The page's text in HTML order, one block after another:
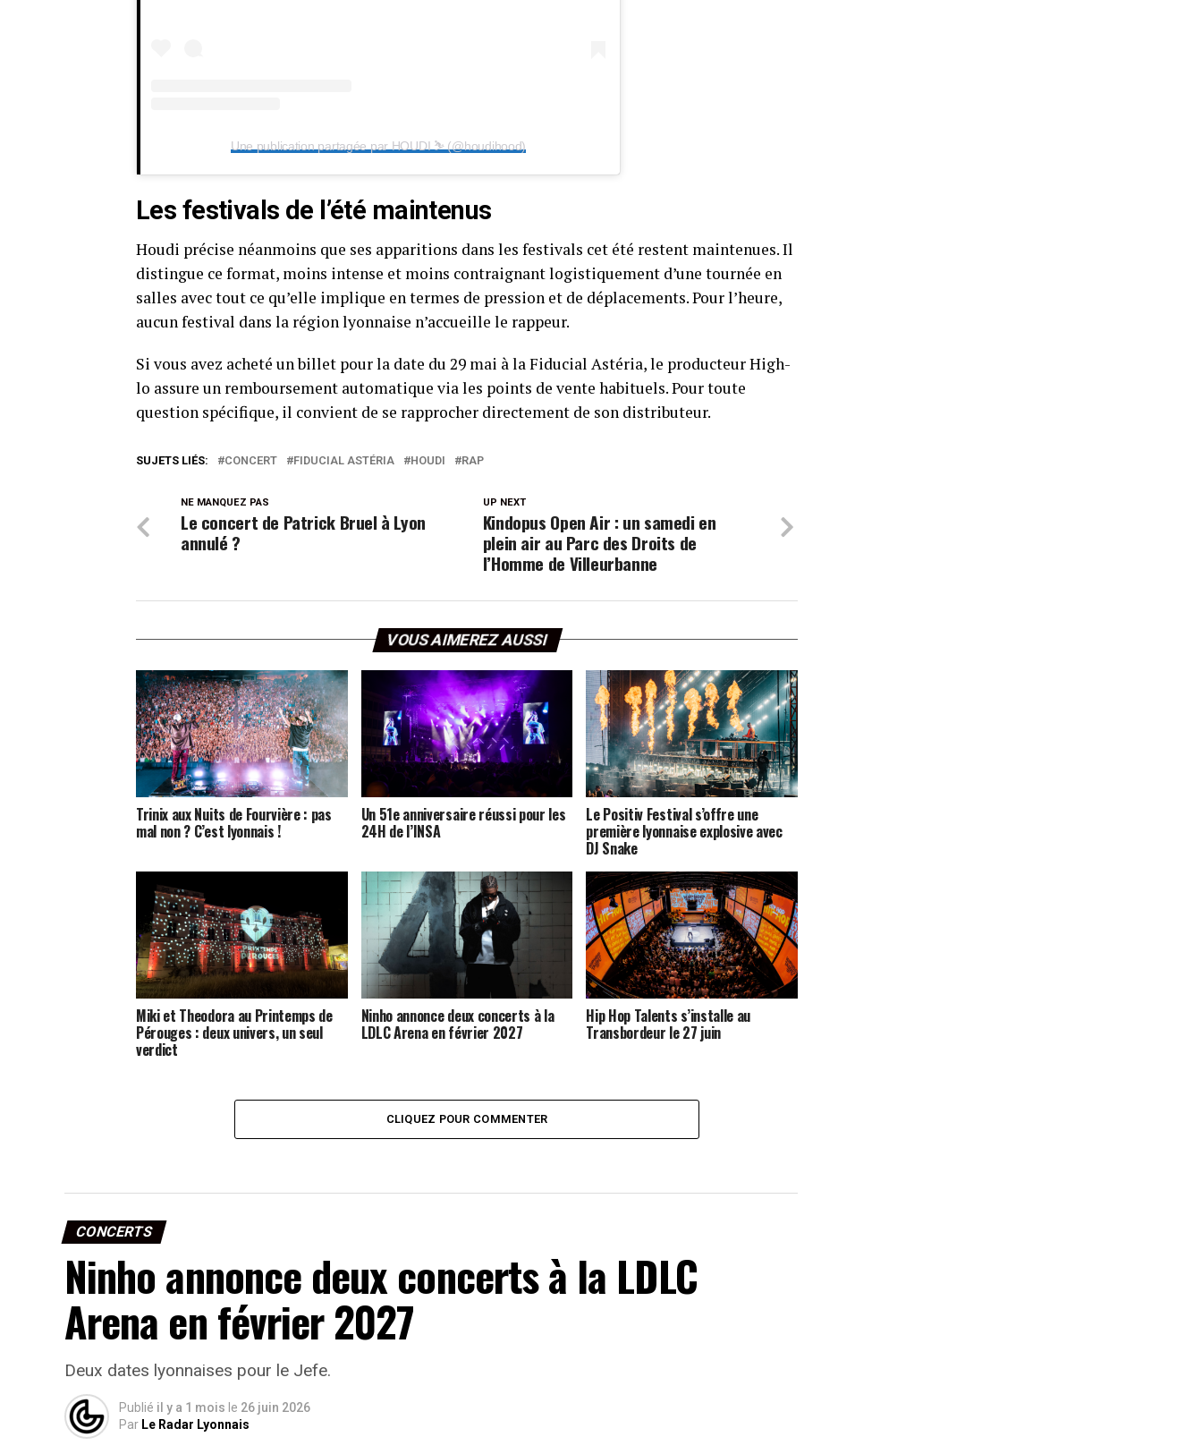
Une publication partagée par HOUDI ⛷️ (@houdihood)
Les festivals de l’été maintenus
Houdi précise néanmoins que ses apparitions dans les festivals cet été restent maintenues. Il
distingue ce format, moins intense et moins contraignant logistiquement d’une tournée en
salles avec tout ce qu’elle implique en termes de pression et de déplacements. Pour l’heure,
aucun festival dans la région lyonnaise n’accueille le rappeur.
Si vous avez acheté un billet pour la date du 29 mai à la Fiducial Astéria, le producteur High-
lo assure un remboursement automatique via les points de vente habituels. Pour toute
question spécifique, il convient de se rapprocher directement de son distributeur.
SUJETS LIÉS: CONCERT FIDUCIAL ASTÉRIA HOUDI RAP
UP NEXT
Kindopus Open Air : un samedi en
plein air au Parc des Droits de
l’Homme de Villeurbanne
NE MANQUEZ PAS
Le concert de Patrick Bruel à Lyon
annulé ?
VOUS AIMEREZ AUSSI
Trinix aux Nuits de Fourvière : pas
mal non ? C’est lyonnais !
Un 51e anniversaire réussi pour les
24H de l’INSA
Le Positiv Festival s’offre une
première lyonnaise explosive avec
DJ Snake
Miki et Theodora au Printemps de
Pérouges : deux univers, un seul
verdict
Ninho annonce deux concerts à la
LDLC Arena en février 2027
Hip Hop Talents s’installe au
Transbordeur le 27 juin
CLIQUEZ POUR COMMENTER
CONCERTS
Ninho annonce deux concerts à la LDLC
Arena en février 2027
Deux dates lyonnaises pour le Jefe.
Publié il y a 1 mois le 26 juin 2026
Par Le Radar Lyonnais